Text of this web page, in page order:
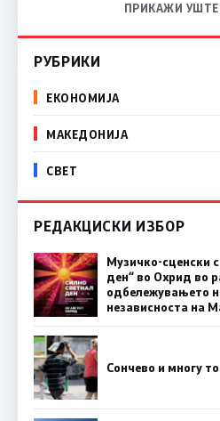
ПРИКАЖИ УШТЕ
РУБРИКИ
ЕКОНОМИЈА
МАКЕДОНИЈА
СВЕТ
РЕДАКЦИСКИ ИЗБОР
Музичко-сценски
ден“ во Охрид во
одбележувањето
независноста на
Сончево и многу